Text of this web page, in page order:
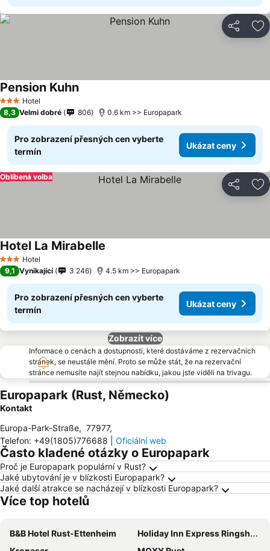
Sdílet
3 Počet hvězdiček
Hotel
Pension Kuhn
8,3 Velmi dobré 806 0.6 km >> Europapark
Pro zobrazení přesných cen vyberte
termín
Ukázat ceny
Sdílet
Oblíbená volba
3 Počet hvězdiček
Hotel
Hotel La Mirabelle
9,1 Vynikající 3 246 4.5 km >> Europapark
Pro zobrazení přesných cen vyberte
termín
Ukázat ceny
Zobrazít více
Informace o cenách a dostupnosti, které dostáváme z rezervačních
stránek, se neustále mění. Proto se může stát, že na rezervační
stránce nemusíte najít stejnou nabídku, jakou jste viděli na trivagu.
Europapark (Rust, Německo)
Kontakt
Europa-Park-Straße, 77977,
Telefon: +49(1805)776688 Oficiální web
Často kladené otázky o Europapark
Proč je Europapark populární v Rust?
Jaké ubytování je v blízkosti Europapark?
Jaké další atrakce se nacházejí v blízkosti Europapark?
Více top hotelů
B&B Hotel Rust-Ettenheim
Holiday Inn Express Ringsheim By Ihg